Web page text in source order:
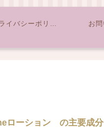
お
ーション の主要成分